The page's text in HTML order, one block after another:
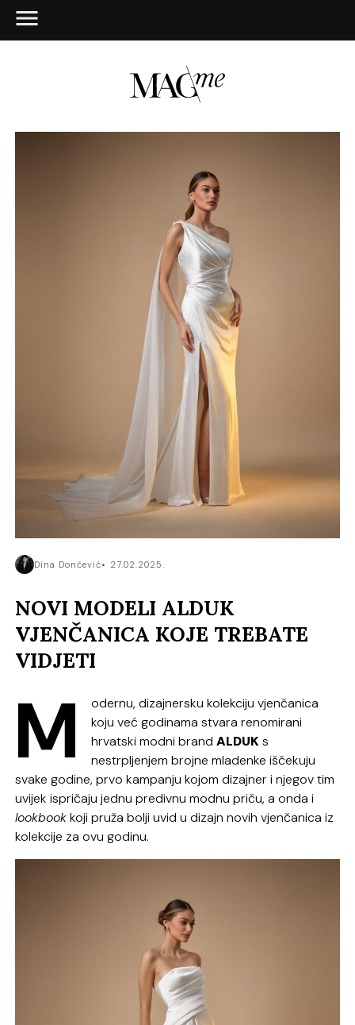
Dina Dončević 27.02.2025.
NOVI MODELI ALDUK
VJENČANICA KOJE TREBATE
VIDJETI
M
odernu, dizajnersku kolekciju vjenčanica
koju već godinama stvara renomirani
hrvatski modni brandALDUKs
nestrpljenjem brojne mladenke iščekuju
svake godine, prvo kampanju kojom dizajner i njegov tim
uvijek ispričaju jednu predivnu modnu priču, a onda i
lookbookkoji pruža bolji uvid u dizajn novih vjenčanica iz
kolekcije za ovu godinu.